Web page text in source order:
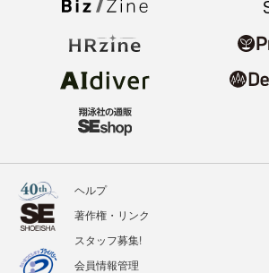
ヘルプ
著作権・リンク
スタッフ募集!
会員情報管理